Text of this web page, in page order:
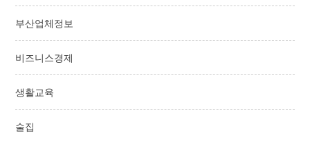
부산업체정보
비즈니스경제
생활교육
술집